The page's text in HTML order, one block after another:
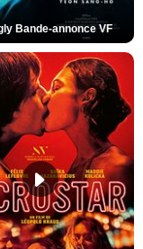
Bande-annonce VF